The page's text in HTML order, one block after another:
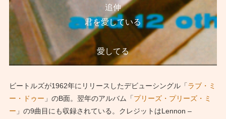
追伸
君を愛している
愛してる
ビートルズが1962年にリリースしたデビューシングル「ラブ・ミ
ー・ドゥー 」のB面。翌年のアルバム「プリーズ・プリーズ・ミ
ー 」の9曲目にも収録されている。クレジットはLennon –